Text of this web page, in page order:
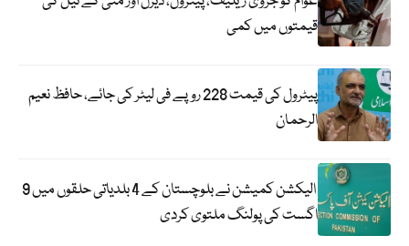
قیمتوں میں کمی
پیٹرول کی قیمت 228 روپے فی لیٹر کی جائے، حافظ نعیم
الرحمان
الیکشن کمیشن نے بلوچستان کے 4 بلدیاتی حلقوں میں 9
اگست کی پولنگ ملتوی کردی